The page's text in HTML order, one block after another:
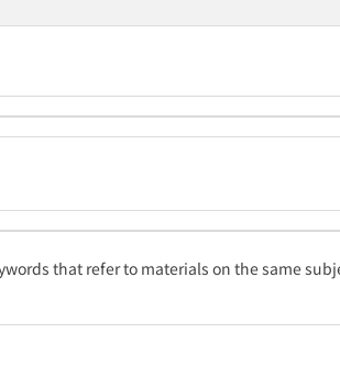
that refer to materials on the same